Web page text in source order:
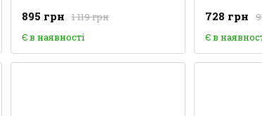
1 119 грн
895 грн
Є в наявності
728 грн
Є в